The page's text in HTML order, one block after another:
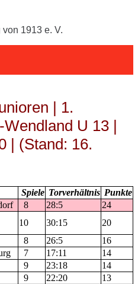
1913 e. V.
| 1.
U 13 |
| (Stand: 16.
Spiele Torverhältnis Punkte
8 28:5
24
10 30:15
20
8 26:5
16
7 17:11
14
9 23:18
14
9 22:20
13